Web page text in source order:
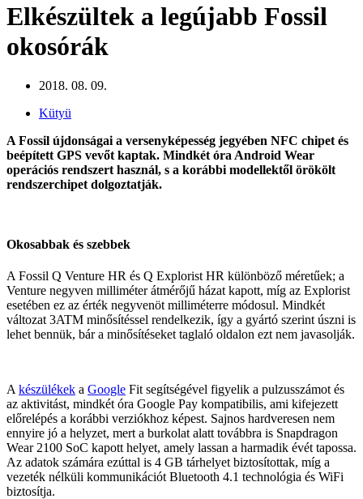
Elkészültek a legújabb Fossil
okosórák
2018. 08. 09.
Kütyü
A Fossil újdonságai a versenyképesség jegyében NFC chipet és
beépített GPS vevőt kaptak. Mindkét óra Android Wear
operációs rendszert használ, s a korábbi modellektől örökölt
rendszerchipet dolgoztatják.
Okosabbak és szebbek
A Fossil Q Venture HR és Q Explorist HR különböző méretűek; a
Venture negyven milliméter átmérőjű házat kapott, míg az Explorist
esetében ez az érték negyvenöt milliméterre módosul. Mindkét
változat 3ATM minősítéssel rendelkezik, így a gyártó szerint úszni is
lehet bennük, bár a minősítéseket taglaló oldalon ezt nem javasolják.
A készülékek a Google Fit segítségével figyelik a pulzusszámot és
az aktivitást, mindkét óra Google Pay kompatibilis, ami kifejezett
előrelépés a korábbi verziókhoz képest. Sajnos hardveresen nem
ennyire jó a helyzet, mert a burkolat alatt továbbra is Snapdragon
Wear 2100 SoC kapott helyet, amely lassan a harmadik évét tapossa.
Az adatok számára ezúttal is 4 GB tárhelyet biztosítottak, míg a
vezeték nélküli kommunikációt Bluetooth 4.1 technológia és WiFi
biztosítja.